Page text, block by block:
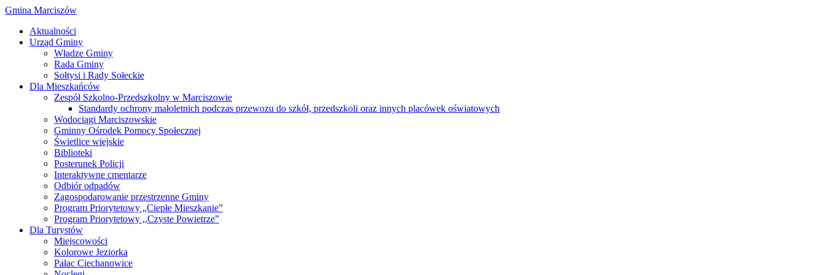
Gmina Marciszów
Aktualności
Urząd Gminy
Władze Gminy
Rada Gminy
Sołtysi i Rady Sołeckie
Dla Mieszkańców
Zespół Szkolno-Przedszkolny w Marciszowie
Standardy ochrony małoletnich podczas przewozu do szkół, przedszkoli oraz innych placówek oświatowych
Wodociągi Marciszowskie
Gminny Ośrodek Pomocy Społecznej
Świetlice wiejskie
Biblioteki
Posterunek Policji
Interaktywne cmentarze
Odbiór odpadów
Zagospodarowanie przestrzenne Gminy
Program Priorytetowy „Ciepłe Mieszkanie”
Program Priorytetowy ,,Czyste Powietrze”
Dla Turystów
Miejscowości
Kolorowe Jeziorka
Pałac Ciechanowice